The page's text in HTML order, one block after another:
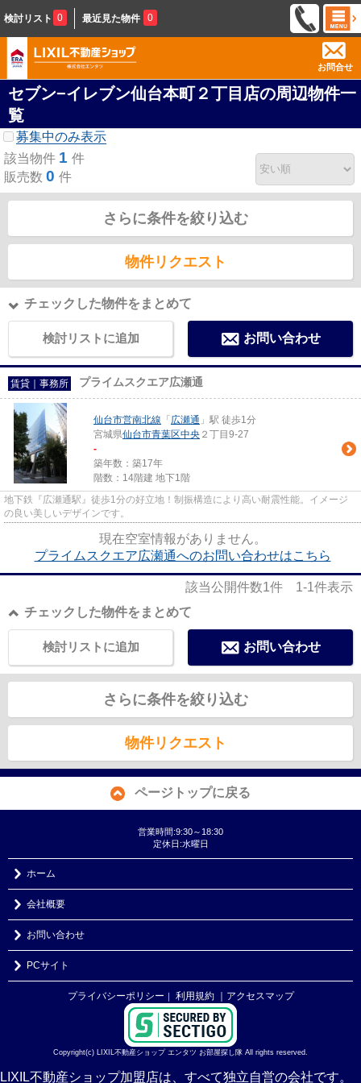
検討リスト 0 最近見た物件 0
お問合せ
セブン−イレブン仙台本町２丁目店の周辺物件一
覧
募集中のみ表示
該当物件 1 件
販売数 0 件
さらに条件を絞り込む
物件リクエスト
チェックした物件をまとめて
検討リストに追加 お問い合わせ
賃貸｜事務所 プライムスクエア広瀬通
仙台市営南北線 「 広瀬通 」駅 徒歩1分
宮城県仙台市青葉区中央 ２丁目9-27
-
築年数：築17年
階数：14階建 地下1階
地下鉄『広瀬通駅』徒歩1分の好立地！制振構造により高い耐震性能。イメージ
の良い美しいデザインです。
現在空室情報がありません。
プライムスクエア広瀬通へのお問い合わせはこちら
該当公開件数1件 1-1件表示
チェックした物件をまとめて
お問い合わせ
検討リストに追加
さらに条件を絞り込む
物件リクエスト
ページトップに戻る
営業時間:9:30～18:30
定休日:水曜日
ホーム
会社概要
お問い合わせ
PCサイト
プライバシーポリシー ｜ 利用規約 ｜アクセスマップ
Copyright(c) LIXIL不動産ショップ エンタツ お部屋探し隊 All rights reserved.
LIXIL不動産ショップ加盟店は、すべて独立自営の会社です。